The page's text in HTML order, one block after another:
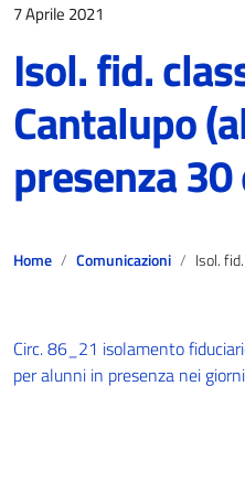
7 Aprile 2021
Isol. fid.
Cantalupo
presenza
Home Comunicazioni Isol. fid. classe
Circ. 86_21 isolamento
per alunni in presenza nei